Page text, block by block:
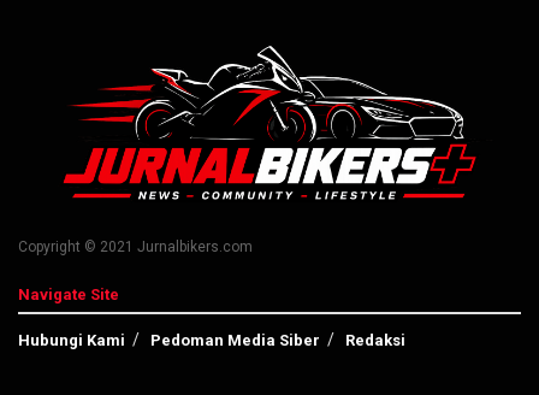
Copyright © 2021 Jurnalbikers.com
Navigate Site
Hubungi Kami Pedoman Media Siber Redaksi